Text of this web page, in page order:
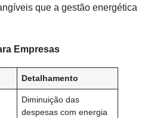
que a gestão energética
Empresas
Detalhamento
Diminuição das
despesas com energia